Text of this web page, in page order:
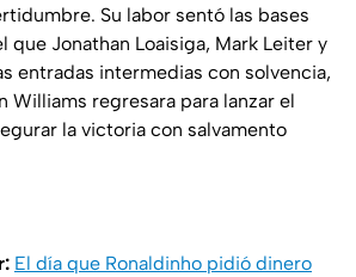
Su labor sentó las bases
que Jonathan Loaisiga, Mark Leiter y
entradas intermedias con solvencia,
Williams regresara para lanzar el
la victoria con salvamento
El día que Ronaldinho pidió dinero